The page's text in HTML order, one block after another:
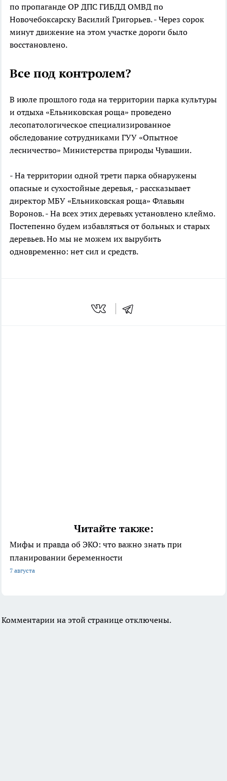
по пропаганде ОР ДПС ГИБДД ОМВД по
Новочебоксарску Василий Григорьев. - Через сорок
минут движение на этом участке дороги было
восстановлено.
Все под контролем?
В июле прошлого года на территории парка культуры
и отдыха «Ельниковская роща» проведено
лесопатологическое специализированное
обследование сотрудниками ГУУ «Опытное
лесничество» Министерства природы Чувашии.
- На территории одной трети парка обнаружены
опасные и сухостойные деревья, - рассказывает
директор МБУ «Ельниковская роща» Флавьян
Воронов. - На всех этих деревьях установлено клеймо.
Постепенно будем избавляться от больных и старых
деревьев. Но мы не можем их вырубить
одновременно: нет сил и средств.
Читайте также:
Мифы и правда об ЭКО: что важно знать при
планировании беременности
7 августа
Комментарии на этой странице отключены.